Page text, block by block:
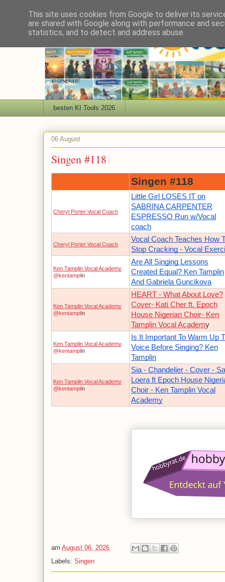
besten KI Tools 2026
06 August
Singen #118
Singen #118
Cheryl Porter Vocal Coach
Little Girl LOSES IT on
SABRINA CARPENTER
ESPRESSO Run w/Vocal
coach
Cheryl Porter Vocal Coach
Vocal Coach Teaches How
Stop Cracking - Vocal
Ken Tamplin Vocal Academy
@kentamplin
Are All Singing Lessons
Created Equal? Ken Tamplin
And Gabriela Guncikova
Ken Tamplin Vocal Academy
@kentamplin
HEART - What About Love?
Cover- Kati Cher ft. Epoch
House Nigerian Choir- Ken
Tamplin Vocal Academy
Ken Tamplin Vocal Academy
@kentamplin
Is It Important To Warm Up
Voice Before Singing? Ken
Tamplin
Ken Tamplin Vocal Academy
@kentamplin
Sia - Chandelier - Cover -
Loera ft Epoch House
Choir - Ken Tamplin Vocal
Academy
am August 06, 2026
Labels: Singen
This site uses cookies from Google to deliver its
are shared with Google along with performance and
statistics, and to detect and address abuse.